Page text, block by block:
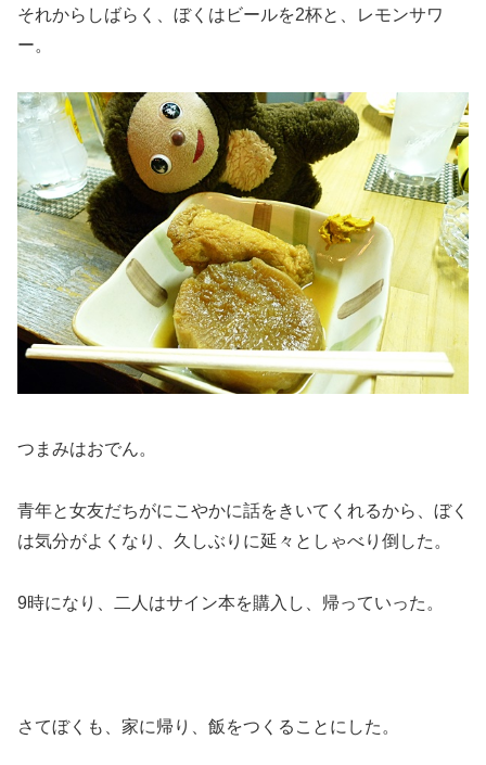
それからしばらく、ぼくはビールを2杯と、レモンサワ
ー。
つまみはおでん。
青年と女友だちがにこやかに話をきいてくれるから、ぼく
は気分がよくなり、久しぶりに延々としゃべり倒した。
9時になり、二人はサイン本を購入し、帰っていった。
さてぼくも、家に帰り、飯をつくることにした。